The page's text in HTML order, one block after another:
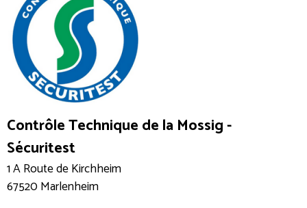
Contrôle Technique de la Mossig -
Sécuritest
1 A Route de Kirchheim
67520 Marlenheim